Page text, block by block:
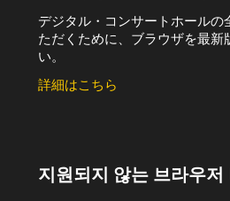
デジタル・コンサートホールの
ただくために、ブラウザを最新
い。
詳細はこちら
지원되지 않는 브라우저